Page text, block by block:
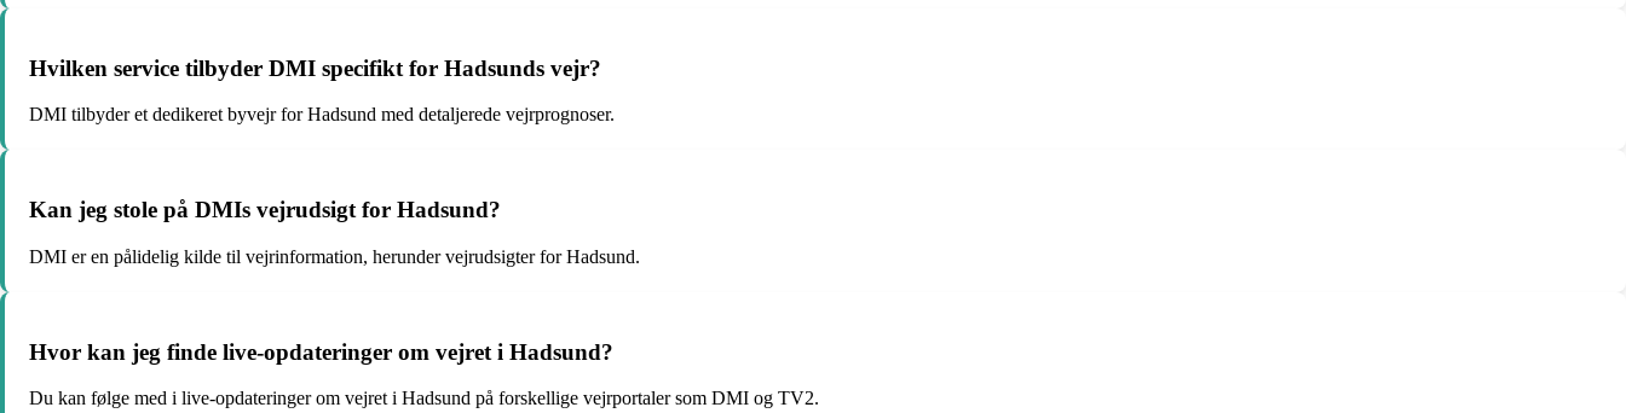
Hvilken service tilbyder DMI specifikt for Hadsunds vejr?
DMI tilbyder et dedikeret byvejr for Hadsund med detaljerede vejrprognoser.
Kan jeg stole på DMIs vejrudsigt for Hadsund?
DMI er en pålidelig kilde til vejrinformation, herunder vejrudsigter for Hadsund.
Hvor kan jeg finde live-opdateringer om vejret i Hadsund?
Du kan følge med i live-opdateringer om vejret i Hadsund på forskellige vejrportaler som DMI og TV2.